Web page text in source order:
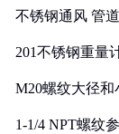
不锈钢通风 管
201不锈钢重量
M20螺纹大径和
1-1/4 NPT螺纹